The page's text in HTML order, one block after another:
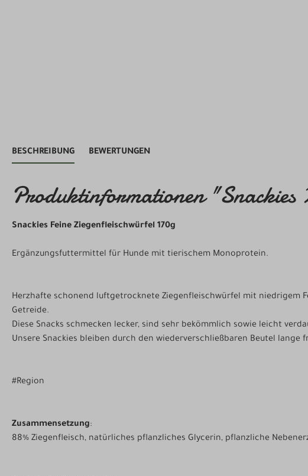
BESCHREIBUNG BEWERTUNGEN
Produktinformationen "Snackies
Snackies Feine Ziegenfleischwürfel 170g
Ergänzungsfuttermittel für Hunde mit tierischem Monoprotein.
Herzhafte schonend luftgetrocknete Ziegenfleischwürfel mit niedrigem
Getreide.
Diese Snacks schmecken lecker, sind sehr bekömmlich sowie leicht
Unsere Snackies bleiben durch den wiederverschließbaren Beutel lange
#Region
Zusammensetzung:
88% Ziegenfleisch, natürliches pflanzliches Glycerin, pflanzliche